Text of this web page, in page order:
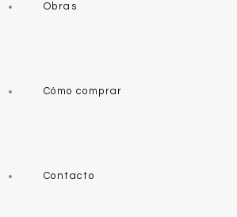
Obras
Cómo comprar
Contacto